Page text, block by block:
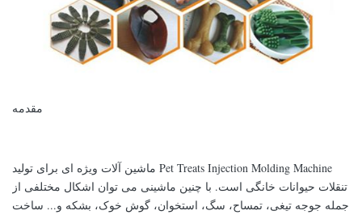
مقدمه
Pet Treats Injection Molding Machine ماشین آلات ویژه ای برای تولید
تنقلات حیوانات خانگی است. با چنین ماشینی می توان اشکال مختلفی از
جمله جوجه تیغی، تمساح، سگ، استخوان، گوش خوک، بشکه و... ساخت